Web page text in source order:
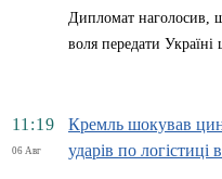
Дипломат наголосив,
воля передати Україні
11:19
06 Авг
Кремль шокував
ударів по логістиці